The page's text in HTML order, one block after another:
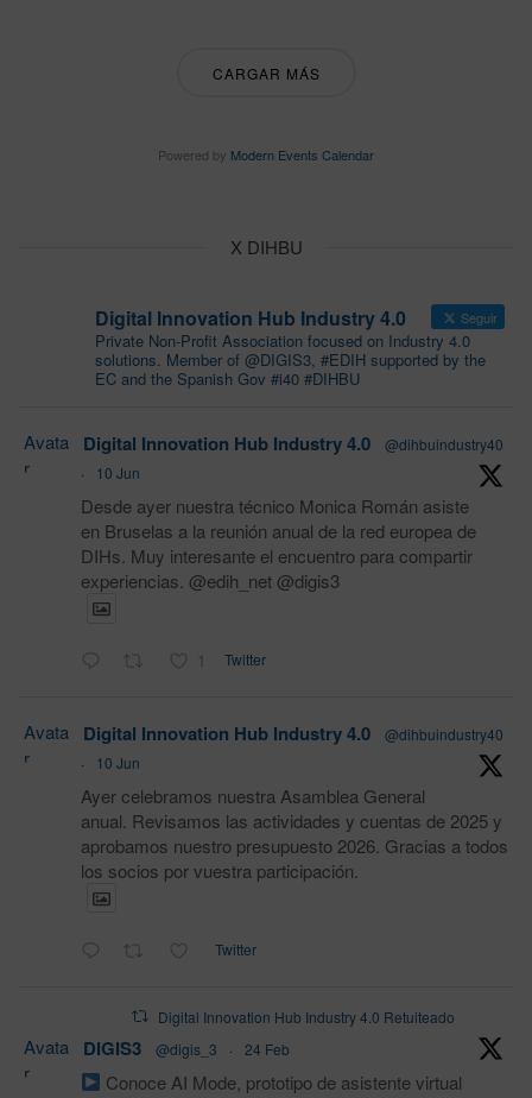
CARGAR MÁS
Powered by Modern Events Calendar
X DIHBU
Digital Innovation Hub Industry 4.0 Seguir
Private Non-Profit Association focused on Industry 4.0
solutions. Member of @DIGIS3, #EDIH supported by the
EC and the Spanish Gov #i40 #DIHBU
Avata
r
Digital Innovation Hub Industry 4.0
@dihbuindustry40
·
10 Jun
Desde ayer nuestra técnico Monica Román asiste
en Bruselas a la reunión anual de la red europea de
DIHs. Muy interesante el encuentro para compartir
experiencias. @edih_net @digis3
1 Twitter
Avata
r
Digital Innovation Hub Industry 4.0
@dihbuindustry40
·
10 Jun
Ayer celebramos nuestra Asamblea General
anual. Revisamos las actividades y cuentas de 2025 y
aprobamos nuestro presupuesto 2026. Gracias a todos
los socios por vuestra participación.
Twitter
Digital Innovation Hub Industry 4.0 Retuiteado
Avata
r
DIGIS3 @digis_3 · 24 Feb
Conoce AI Mode, prototipo de asistente virtual